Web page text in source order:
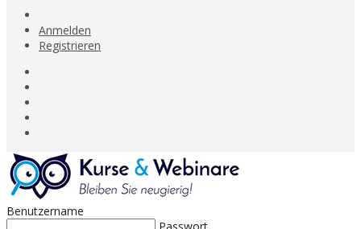
Anmelden
Registrieren
Benutzername